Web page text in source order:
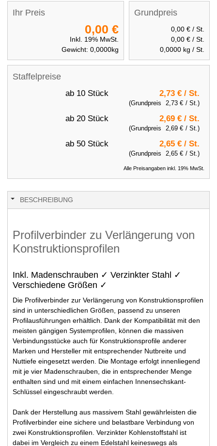
Staffelpreise
ab 10 Stück 2,73 € / St.
(Grundpreis 2,73 € / St.)
ab 20 Stück 2,69 € / St.
(Grundpreis 2,69 € / St.)
ab 50 Stück 2,65 € / St.
(Grundpreis 2,65 € / St.)
Alle Preisangaben inkl. 19% MwSt.
Grundpreis
0,00 € / St.
0,00 € / St.
0,0000 kg / St.
Ihr Preis
0,00 €
Inkl. 19% MwSt.
Gewicht: 0,0000kg
BESCHREIBUNG
Profilverbinder zu Verlängerung von
Konstruktionsprofilen
Inkl. Madenschrauben ✓ Verzinkter Stahl ✓
Verschiedene Größen ✓
Die Profilverbinder zur Verlängerung von Konstruktionsprofilen
sind in unterschiedlichen Größen, passend zu unseren
Profilausführungen erhältlich. Dank der Kompatibilität mit den
meisten gängigen Systemprofilen, können die massiven
Verbindungsstücke auch für Konstruktionsprofile anderer
Marken und Hersteller mit entsprechender Nutbreite und
Nuttiefe eingesetzt werden. Die Montage erfolgt innenliegend
mit je vier Madenschrauben, die in entsprechender Menge
enthalten sind und mit einem einfachen Innensechskant-
Schlüssel eingeschraubt werden.
Dank der Herstellung aus massivem Stahl gewährleisten die
Profilverbinder eine sichere und belastbare Verbindung von
zwei Konstruktionsprofilen. Verzinkter Kohlenstoffstahl ist
dabei im Vergleich zu einem Edelstahl keineswegs als